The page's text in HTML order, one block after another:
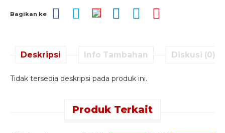
Bagikan ke
Deskripsi Info Tambahan Diskusi (0)
Tidak tersedia deskripsi pada produk ini.
Produk Terkait
Quick Order -